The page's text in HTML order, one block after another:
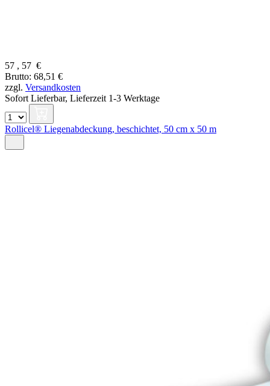
57 , 57 €
Brutto: 68,51 €
zzgl. Versandkosten
Sofort Lieferbar, Lieferzeit 1-3 Werktage
Rollicel® Liegenabdeckung, beschichtet, 50 cm x 50 m